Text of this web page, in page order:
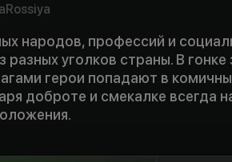
Rossiya
народов, профессий и
разных уголков страны. В гонке
герои попадают в
доброте и смекалке всегда